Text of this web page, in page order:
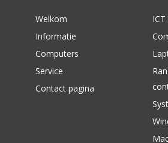
Welkom
Informatie
Computers
Service
Contact pagina
ICT